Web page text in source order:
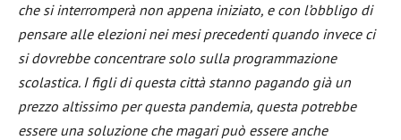
che si interromperà non appena iniziato, e con l’obbligo di
pensare alle elezioni nei mesi precedenti quando invece ci
si dovrebbe concentrare solo sulla programmazione
scolastica. I figli di questa città stanno pagando già un
prezzo altissimo per questa pandemia, questa potrebbe
essere una soluzione che magari può essere anche